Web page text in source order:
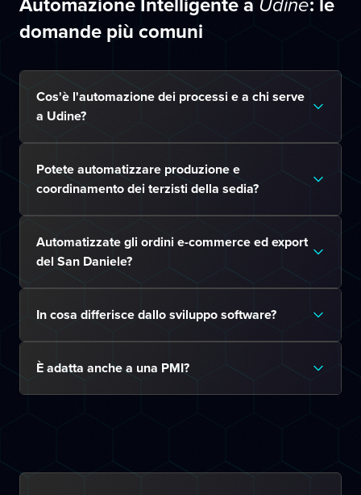
Udine
domande più comuni
Cos'è l'automazione dei processi e a chi serve
a Udine?
Potete automatizzare produzione e
coordinamento dei terzisti della sedia?
Automatizzate gli ordini e-commerce ed export
del San Daniele?
In cosa differisce dallo sviluppo software?
È adatta anche a una PMI?